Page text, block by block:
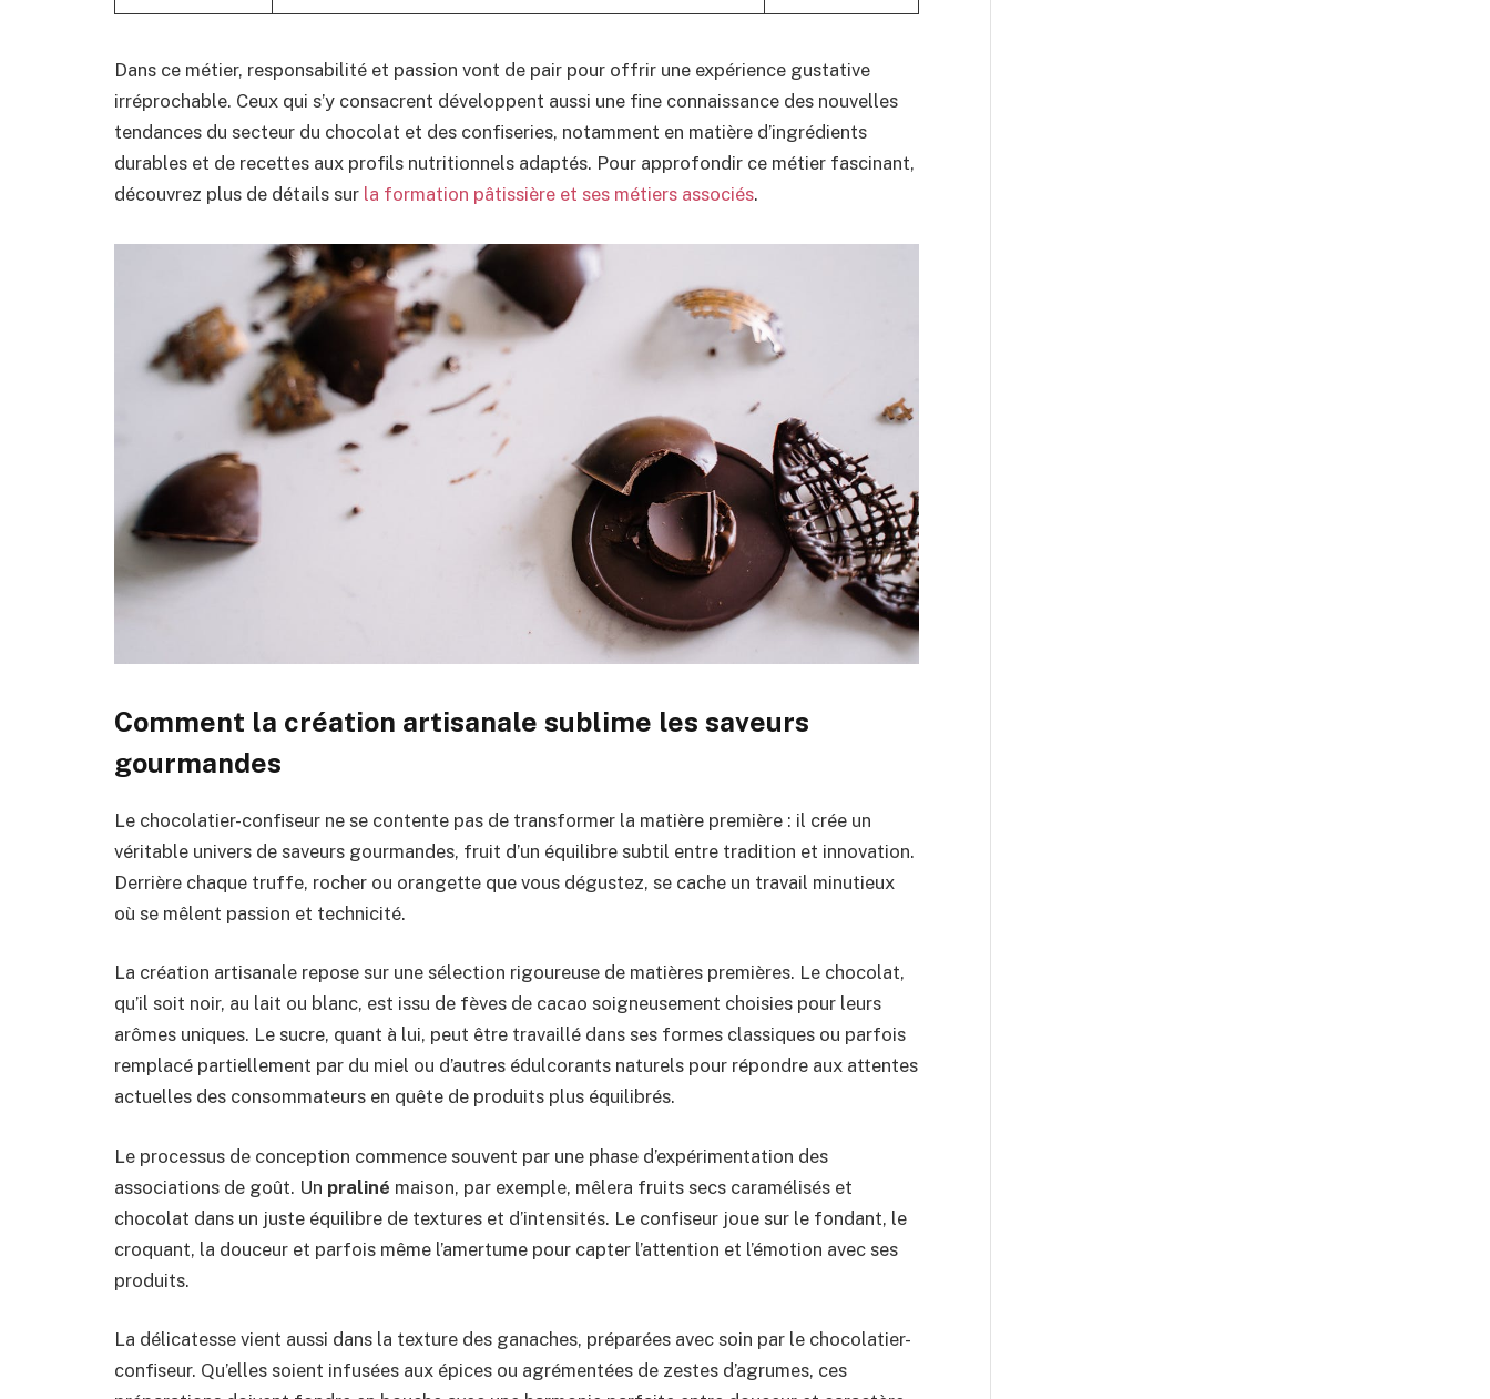
Dans ce métier, responsabilité et passion vont de pair pour offrir une expérience gustative
irréprochable. Ceux qui s’y consacrent développent aussi une fine connaissance des nouvelles
tendances du secteur du chocolat et des confiseries, notamment en matière d’ingrédients
durables et de recettes aux profils nutritionnels adaptés. Pour approfondir ce métier fascinant,
découvrez plus de détails sur la formation pâtissière et ses métiers associés.
Comment la création artisanale sublime les saveurs
gourmandes
Le chocolatier-confiseur ne se contente pas de transformer la matière première : il crée un
véritable univers de saveurs gourmandes, fruit d’un équilibre subtil entre tradition et innovation.
Derrière chaque truffe, rocher ou orangette que vous dégustez, se cache un travail minutieux
où se mêlent passion et technicité.
La création artisanale repose sur une sélection rigoureuse de matières premières. Le chocolat,
qu’il soit noir, au lait ou blanc, est issu de fèves de cacao soigneusement choisies pour leurs
arômes uniques. Le sucre, quant à lui, peut être travaillé dans ses formes classiques ou parfois
remplacé partiellement par du miel ou d’autres édulcorants naturels pour répondre aux attentes
actuelles des consommateurs en quête de produits plus équilibrés.
Le processus de conception commence souvent par une phase d’expérimentation des
associations de goût. Un praliné maison, par exemple, mêlera fruits secs caramélisés et
chocolat dans un juste équilibre de textures et d’intensités. Le confiseur joue sur le fondant, le
croquant, la douceur et parfois même l’amertume pour capter l’attention et l’émotion avec ses
produits.
La délicatesse vient aussi dans la texture des ganaches, préparées avec soin par le chocolatier-
confiseur. Qu’elles soient infusées aux épices ou agrémentées de zestes d’agrumes, ces